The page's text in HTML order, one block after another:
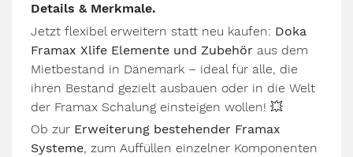
Details & Merkmale.
Jetzt flexibel erweitern statt neu kaufen: Doka
Framax Xlife Elemente und Zubehör aus dem
Mietbestand in Dänemark – ideal für alle, die
ihren Bestand gezielt ausbauen oder in die Welt
der Framax Schalung einsteigen wollen! 💥
Ob zur Erweiterung bestehender Framax
Systeme, zum Auffüllen einzelner Komponenten